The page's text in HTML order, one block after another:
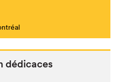
dédicaces